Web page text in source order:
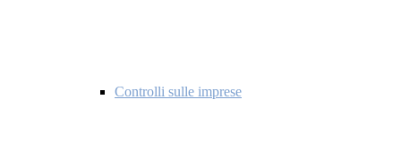
Controlli sulle imprese